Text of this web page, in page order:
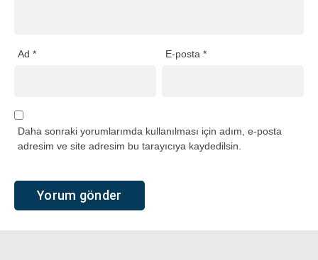
Ad * E-posta*
Daha sonraki yorumlarımda kullanılması için adım, e-posta
adresim ve site adresim bu tarayıcıya kaydedilsin.